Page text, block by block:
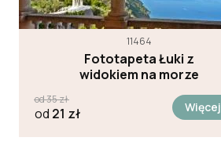
11464
Fototapeta Łuki z
widokiem na morze
od35zł
od 21 zł Więcej